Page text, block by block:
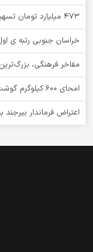
۴۷۳ میلیارد تومان تسهیلات، پشتوانه اشتغال مددجویان خراسان‌جنوبی
خراسان جنوبی رتبه ی
مفاخر فرهنگی،
امحای ۶۰۰ کیلوگرم گوشت فاسد در دانشگاه خراسان‌جنوبی
اعتراض فرماندار بیرجند